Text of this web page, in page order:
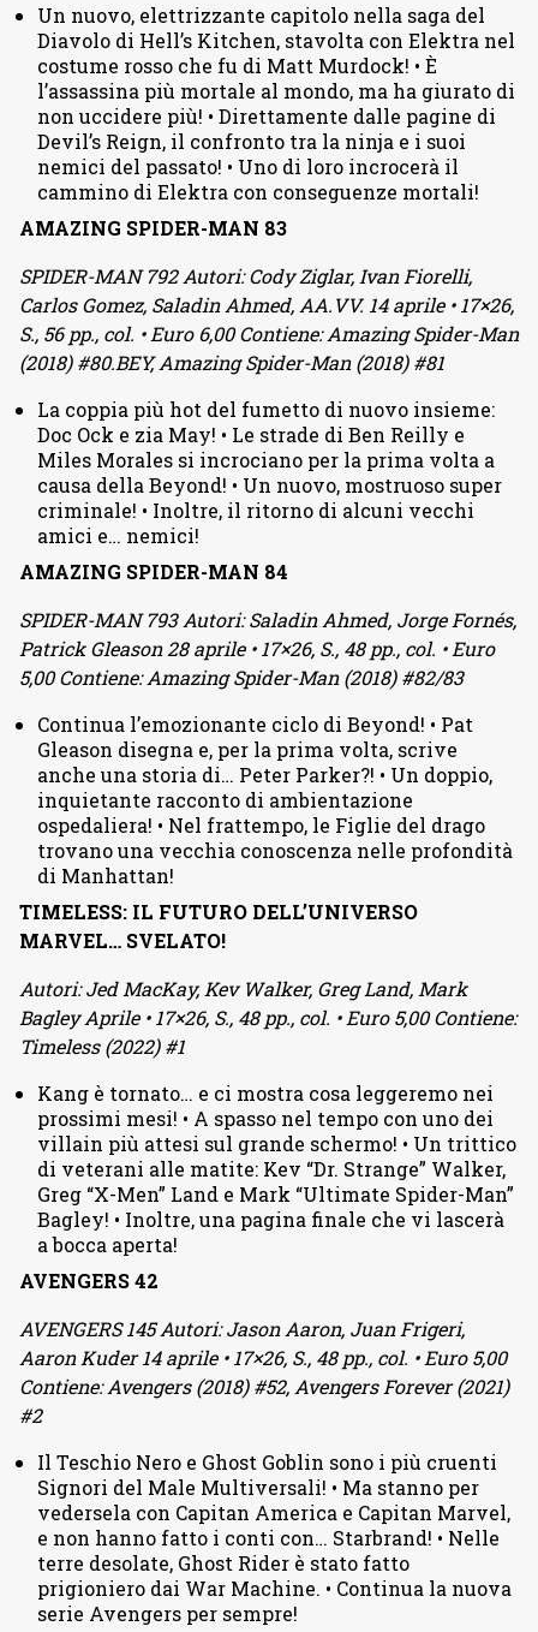
Un nuovo, elettrizzante capitolo nella saga del
Diavolo di Hell’s Kitchen, stavolta con Elektra nel
costume rosso che fu di Matt Murdock! • È
l’assassina più mortale al mondo, ma ha giurato di
non uccidere più! • Direttamente dalle pagine di
Devil’s Reign, il confronto tra la ninja e i suoi
nemici del passato! • Uno di loro incrocerà il
cammino di Elektra con conseguenze mortali!
AMAZING SPIDER-MAN 83
SPIDER-MAN 792 Autori: Cody Ziglar, Ivan Fiorelli,
Carlos Gomez, Saladin Ahmed, AA.VV. 14 aprile • 17×26,
S., 56 pp., col. • Euro 6,00 Contiene: Amazing Spider-Man
(2018) #80.BEY, Amazing Spider-Man (2018) #81
La coppia più hot del fumetto di nuovo insieme:
Doc Ock e zia May! • Le strade di Ben Reilly e
Miles Morales si incrociano per la prima volta a
causa della Beyond! • Un nuovo, mostruoso super
criminale! • Inoltre, il ritorno di alcuni vecchi
amici e… nemici!
AMAZING SPIDER-MAN 84
SPIDER-MAN 793 Autori: Saladin Ahmed, Jorge Fornés,
Patrick Gleason 28 aprile • 17×26, S., 48 pp., col. • Euro
5,00 Contiene: Amazing Spider-Man (2018) #82/83
Continua l’emozionante ciclo di Beyond! • Pat
Gleason disegna e, per la prima volta, scrive
anche una storia di… Peter Parker?! • Un doppio,
inquietante racconto di ambientazione
ospedaliera! • Nel frattempo, le Figlie del drago
trovano una vecchia conoscenza nelle profondità
di Manhattan!
TIMELESS: IL FUTURO DELL’UNIVERSO
MARVEL… SVELATO!
Autori: Jed MacKay, Kev Walker, Greg Land, Mark
Bagley Aprile • 17×26, S., 48 pp., col. • Euro 5,00 Contiene:
Timeless (2022) #1
Kang è tornato… e ci mostra cosa leggeremo nei
prossimi mesi! • A spasso nel tempo con uno dei
villain più attesi sul grande schermo! • Un trittico
di veterani alle matite: Kev “Dr. Strange” Walker,
Greg “X-Men” Land e Mark “Ultimate Spider-Man”
Bagley! • Inoltre, una pagina finale che vi lascerà
a bocca aperta!
AVENGERS 42
AVENGERS 145 Autori: Jason Aaron, Juan Frigeri,
Aaron Kuder 14 aprile • 17×26, S., 48 pp., col. • Euro 5,00
Contiene: Avengers (2018) #52, Avengers Forever (2021)
#2
Il Teschio Nero e Ghost Goblin sono i più cruenti
Signori del Male Multiversali! • Ma stanno per
vedersela con Capitan America e Capitan Marvel,
e non hanno fatto i conti con… Starbrand! • Nelle
terre desolate, Ghost Rider è stato fatto
prigioniero dai War Machine. • Continua la nuova
serie Avengers per sempre!